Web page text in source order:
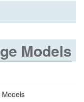
Models